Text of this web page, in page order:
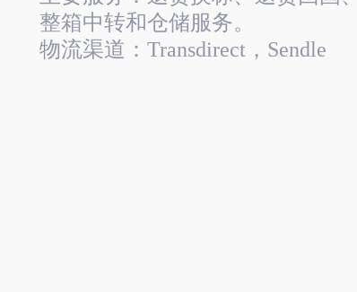
整箱中转和仓储服务。
物流渠道：Transdirect，Sendle